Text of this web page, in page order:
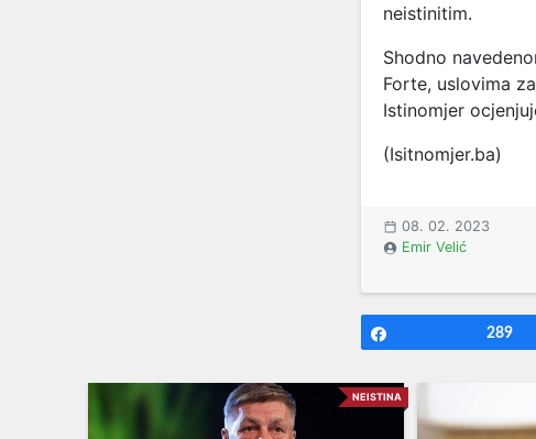
neistinitim.
Shodno
Forte, uslovima
Istinomjer
(Isitnomjer.ba)
08. 02. 2023
Emir Velić
289
NEISTINA